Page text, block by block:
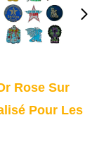
Rose Sur
Pour Les